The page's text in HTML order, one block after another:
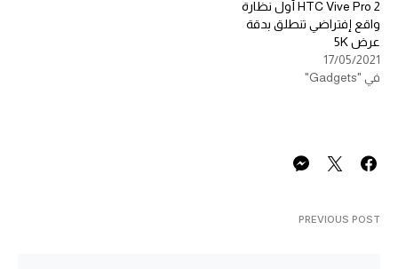
HTC Vive Pro 2 أول نظارة
واقع إفتراضي تنطلق بدقة
عرض 5K
17/05/2021
في "Gadgets"
PREVIOUS POST